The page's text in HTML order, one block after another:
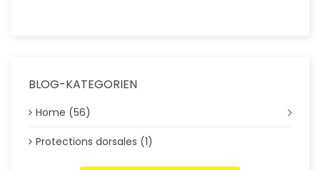
BLOG-KATEGORIEN
Home (56)
Protections dorsales (1)